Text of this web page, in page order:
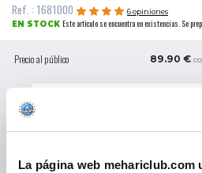
La página web mehariclub.com
Ref. : 1681000
6 opiniones
EN STOCK Este artículo se encuentra en existencias. Se prep...
Precio al público 89.90 €
CANTIDAD